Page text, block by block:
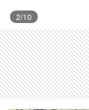
2/10